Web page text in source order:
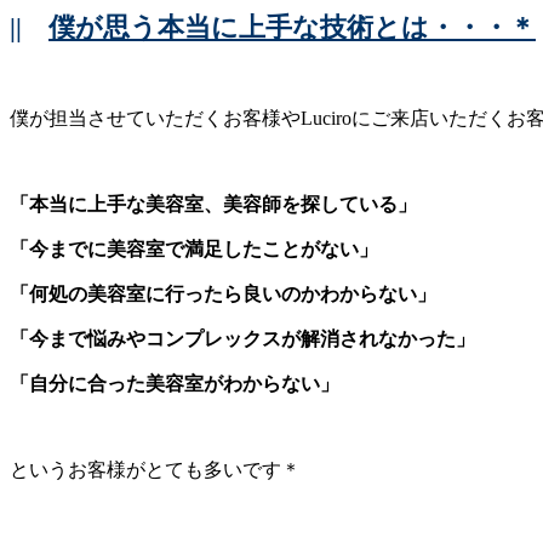
|| 僕が思う本当に上手な技術とは・・・＊
僕が担当させていただくお客様やLuciroにご来店いただくお
「本当に上手な美容室、美容師を探している」
「今までに美容室で満足したことがない」
「何処の美容室に行ったら良いのかわからない」
「今まで悩みやコンプレックスが解消されなかった」
「自分に合った美容室がわからない」
というお客様がとても多いです＊